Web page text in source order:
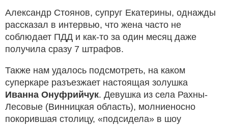
Александр Стоянов, супруг Екатерины, однажды
рассказал в интервью, что жена часто не
соблюдает ПДД и как-то за один месяц даже
получила сразу 7 штрафов.
Также нам удалось подсмотреть, на каком
суперкаре разъезжает настоящая золушка
Иванна Онуфрийчук. Девушка из села Рахны-
Лесовые (Винницкая область), молниеносно
покорившая столицу, «подсидела» в шоу